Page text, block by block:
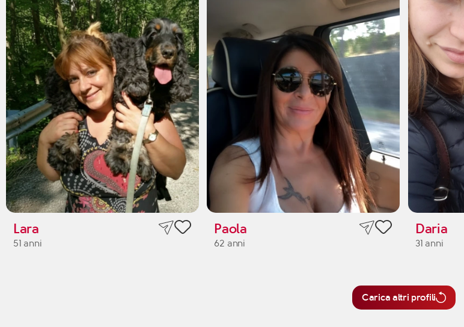
Lara
51 anni
Paola
62 anni
Daria
31 anni
Carica altri profili